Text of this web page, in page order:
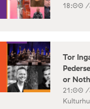
18:00 /
Tor
or
21:00 /